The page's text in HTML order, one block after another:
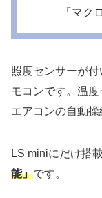
「マク
照度センサーが付
モコンです。温
エアコンの自動操
LS miniにだけ搭
能」です。